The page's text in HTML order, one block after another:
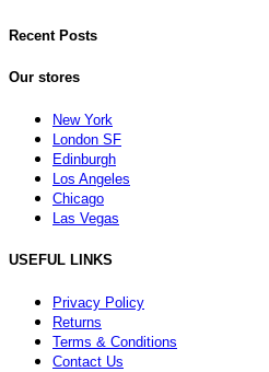
Recent Posts
Our stores
New York
London SF
Edinburgh
Los Angeles
Chicago
Las Vegas
USEFUL LINKS
Privacy Policy
Returns
Terms & Conditions
Contact Us